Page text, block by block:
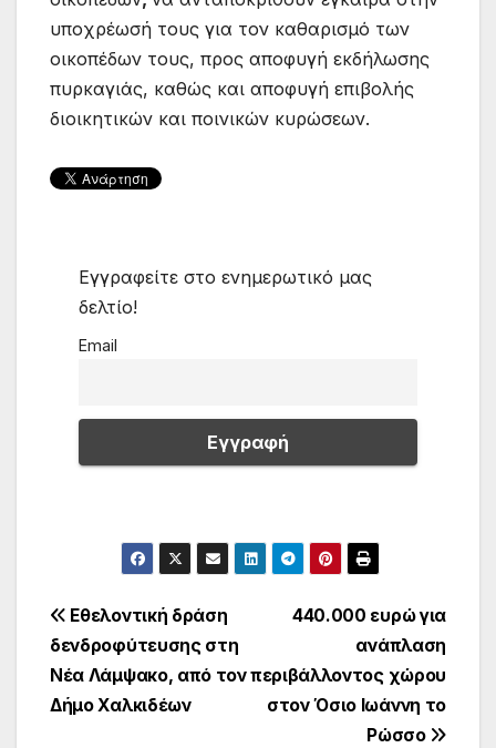
υποχρέωσή τους για τον καθαρισμό των
οικοπέδων τους, προς αποφυγή εκδήλωσης
πυρκαγιάς, καθώς και αποφυγή επιβολής
διοικητικών και ποινικών κυρώσεων.
Εγγραφείτε στο ενημερωτικό μας
δελτίο!
Email
Πλοήγηση
άρθρων
440.000 ευρώ για
ανάπλαση
περιβάλλοντος χώρου
στον Όσιο Ιωάννη το
Ρώσσο
Εθελοντική δράση
δενδροφύτευσης στη
Νέα Λάμψακο, από τον
Δήμο Χαλκιδέων